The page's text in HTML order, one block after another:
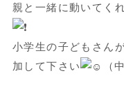
親と一緒に動いてく
小学生の子どもさん
加して下さい
（